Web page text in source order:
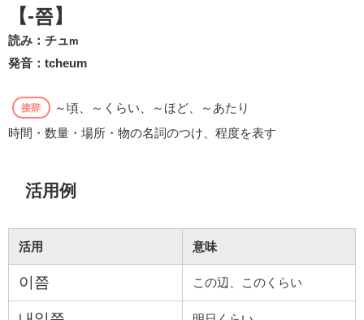
【-쯤】
読み：チュm
発音：tcheum
接辞 ～頃、～くらい、～ほど、～あたり
時間・数量・場所・物の名詞のつけ、程度を表す
活用例
活用 意味
이쯤 この辺、このくらい